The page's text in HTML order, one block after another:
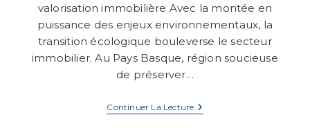
valorisation immobilière Avec la montée en
puissance des enjeux environnementaux, la
transition écologique bouleverse le secteur
immobilier. Au Pays Basque, région soucieuse
de préserver…
Continuer La LectureMatériaux
Innovants